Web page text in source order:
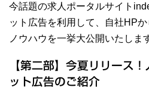
今話題の求人ポータルサイト
ット広告を利用して、自社HPか
ノウハウを一挙大公開いたしま
【第二部】今夏リリース
ット広告のご紹介